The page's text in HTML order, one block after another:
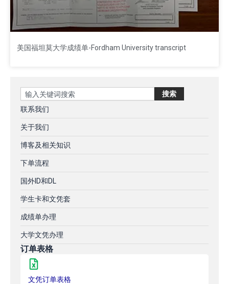
美国福坦莫大学成绩单-Fordham University transcript
Search 搜索
联系我们
关于我们
博客及相关知识
下单流程
国外ID和DL
学生卡和文凭套
成绩单办理
大学文凭办理
订单表格
文凭订单表格